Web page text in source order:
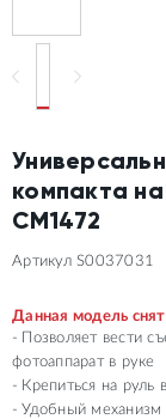
компакта
CM1472
Артикул S0037031
Данная модель
Позволяет вести
фотоаппарат в руке
Крепиться на руль
Удобный